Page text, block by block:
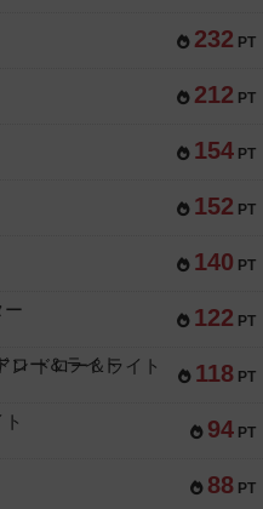
232 PT
212 PT
154 PT
152 PT
140 PT
122 PT
ー
118 PT
ン ドロー＆ライト
94 PT
88 PT